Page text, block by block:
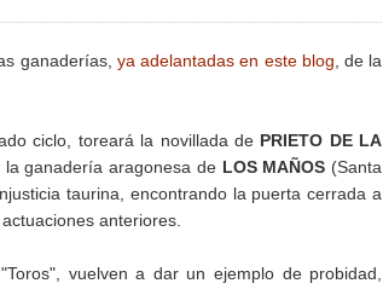
ganaderías, ya adelantadas en este blog , de la
ciclo, toreará la novillada de PRIETO DE LA
ganadería aragonesa de LOS MAÑOS (Santa
taurina, encontrando la puerta cerrada a
anteriores.
vuelven a dar un ejemplo de probidad,